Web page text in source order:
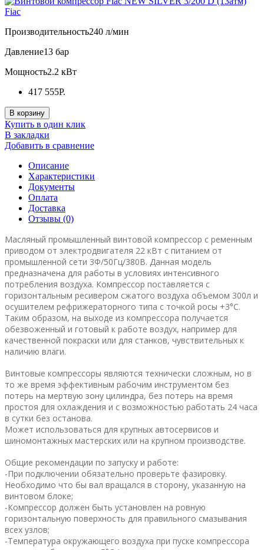
Fiac
Производительность240 л/мин
Давление13 бар
Мощность2.2 кВт
417 555Р.
В корзину
Купить в один клик
В закладки
Добавить в сравнение
Описание
Характеристики
Документы
Оплата
Доставка
Отзывы (0)
Масляный промышленный винтовой компрессор с ременным
приводом от электродвигателя 22 кВт с питанием от
промышленной сети 3Ф/50Гц/380В. Данная модель
предназначена для работы в условиях интенсивного
потребления воздуха. Компрессор поставляется с
горизонтальным ресивером сжатого воздуха объемом 300л и
осушителем рефрижераторного типа с точкой росы +3°C.
Таким образом, на выходе из компрессора получается
обезвоженный и готовый к работе воздух, например для
качественной покраски или для станков, чувствительных к
наличию влаги.
Винтовые компрессоры являются технически сложным, но в
то же время эффективным рабочим инструментом без
потерь на мертвую зону цилиндра, без потерь на время
простоя для охлаждения и с возможностью работать 24 часа
в сутки без останова.
Может использоваться для крупных автосервисов и
шиномонтажных мастерских или на крупном производстве.
Общие рекомендации по запуску и работе:
-При подключении обязательно проверьте фазировку.
Необходимо что бы вал вращался в сторону, указанную на
винтовом блоке;
-Компрессор должен быть установлен на ровную
горизонтальную поверхность для правильного смазывания
всех узлов;
-Температура окружающего воздуха при пуске компрессора